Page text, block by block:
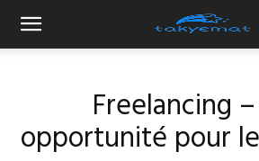
Freelancing
opportunité pour